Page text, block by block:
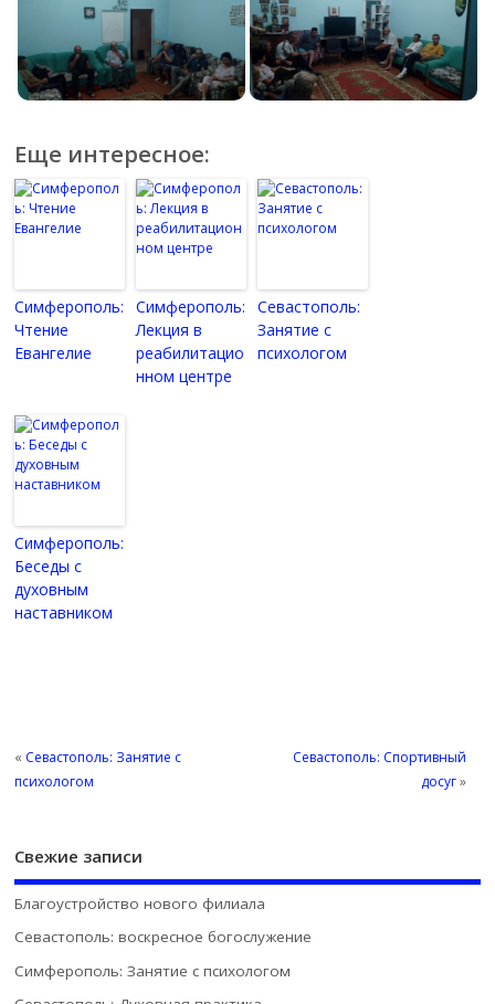
Еще интересное:
Симферополь:
Чтение
Евангелие
Симферополь:
Лекция в
реабилитацио
нном центре
Севастополь:
Занятие с
психологом
Симферополь:
Беседы с
духовным
наставником
« Севастополь: Занятие с
психологом
Севастополь: Спортивный
досуг»
Свежие записи
Благоустройство нового филиала
Севастополь: воскресное богослужение
Симферополь: Занятие с психологом